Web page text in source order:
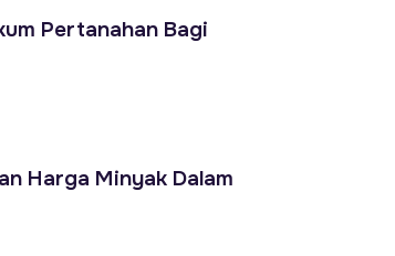
Pertanahan Bagi
Harga Minyak Dalam